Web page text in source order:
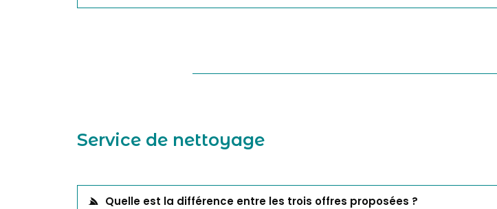
Service de nettoyage
Quelle est la différence entre les trois offres proposées ?